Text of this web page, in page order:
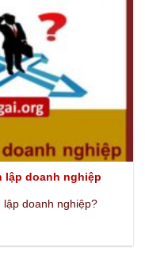
lập doanh nghiệp
lập doanh nghiệp?